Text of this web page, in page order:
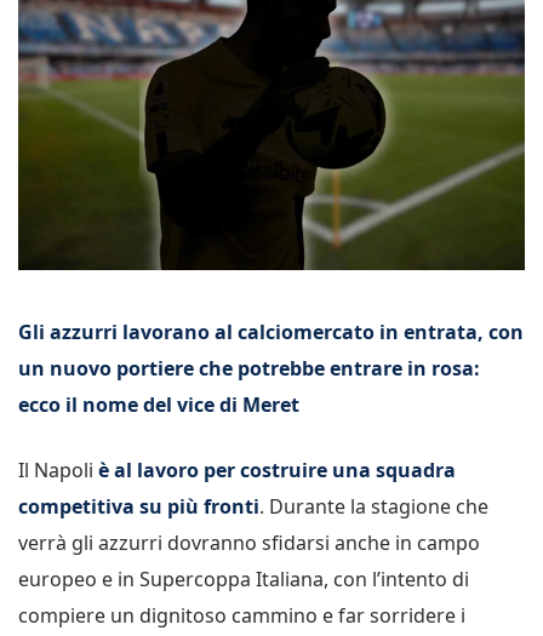
Gli azzurri lavorano al calciomercato in entrata, con
un nuovo portiere che potrebbe entrare in rosa:
ecco il nome del vice di Meret
Il Napoli è al lavoro per costruire una squadra
competitiva su più fronti. Durante la stagione che
verrà gli azzurri dovranno sfidarsi anche in campo
europeo e in Supercoppa Italiana, con l’intento di
compiere un dignitoso cammino e far sorridere i